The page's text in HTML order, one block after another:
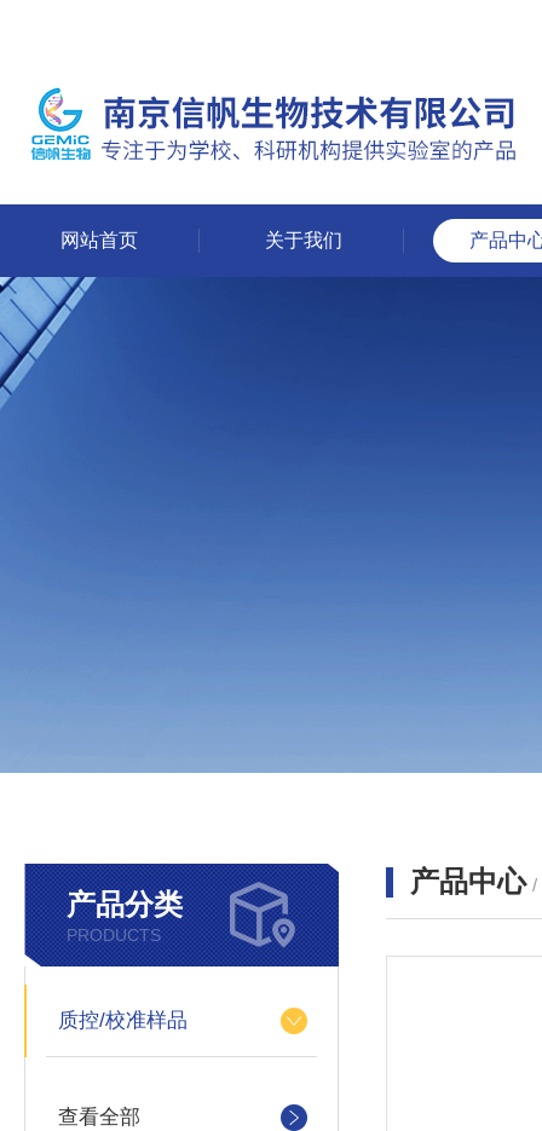
网站首页 关于我们 产品中
产品分类
PRODUCTS
质控/校准样品
查看全部
产品中心 /